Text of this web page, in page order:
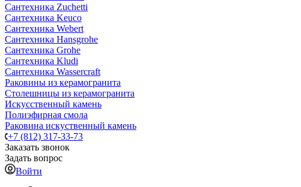
Сантехника Zuchetti
Сантехника Keuco
Сантехника Webert
Сантехника Hansgrohe
Сантехника Grohe
Сантехника Kludi
Сантехника Wassercraft
Раковины из керамогранита
Столешницы из керамогранита
Искусственный камень
Полиэфирная смола
Раковина искуственный камень
+7 (812) 317-33-73
Заказать звонок
Задать вопрос
Войти